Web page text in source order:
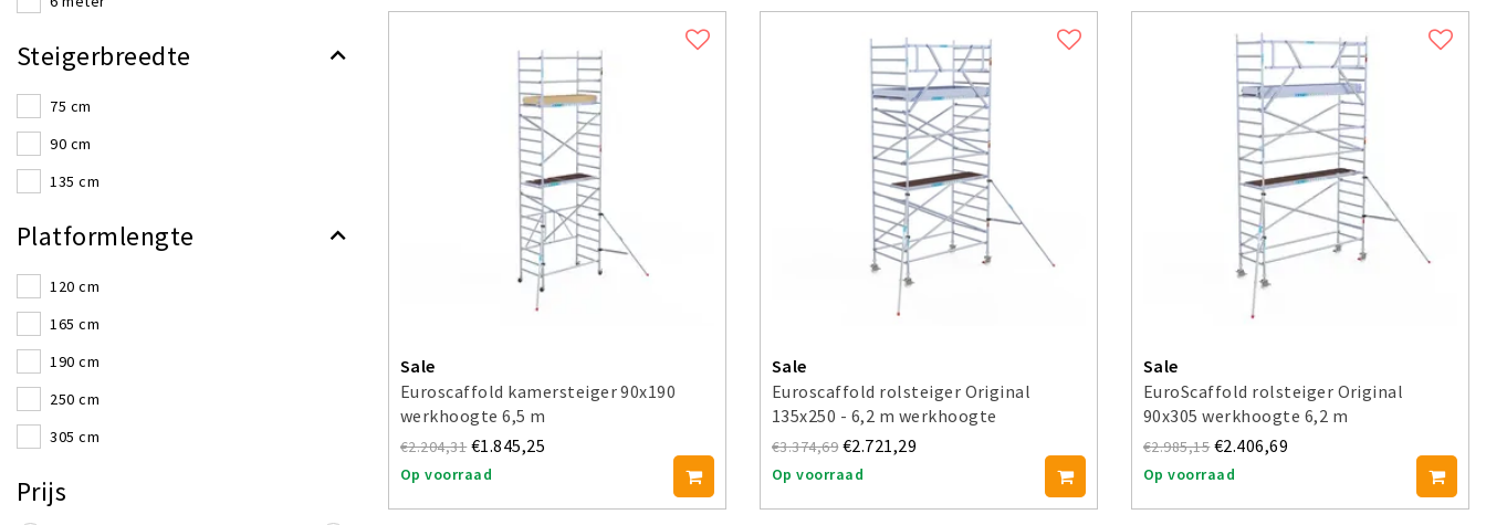
Steigerbreedte
75 cm
90 cm
135 cm
Platformlengte
120 cm
165 cm
190 cm
250 cm
305 cm
Prijs
Sale
Euroscaffold kamersteiger 90x190
werkhoogte 6,5 m
€2.204,31 €1.845,25
Op voorraad
Sale
Euroscaffold rolsteiger Original
135x250 - 6,2 m werkhoogte
€3.374,69 €2.721,29
Op voorraad
Sale
EuroScaffold rolsteiger Original
90x305 werkhoogte 6,2 m
€2.985,15 €2.406,69
Op voorraad